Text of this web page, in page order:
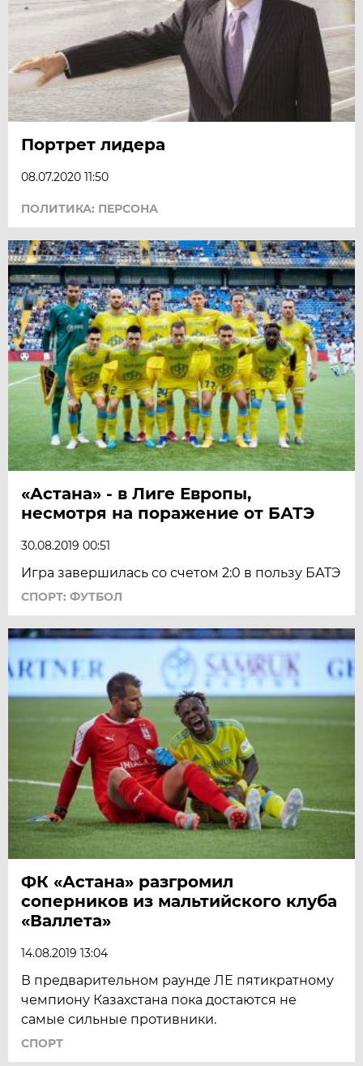
Портрет лидера
08.07.2020 11:50
ПОЛИТИКА: ПЕРСОНА
«Астана» - в Лиге Европы,
несмотря на поражение от БАТЭ
30.08.2019 00:51
Игра завершилась со счетом 2:0 в пользу БАТЭ
СПОРТ: ФУТБОЛ
ФК «Астана» разгромил
соперников из мальтийского клуба
«Валлета»
14.08.2019 13:04
В предварительном раунде ЛЕ пятикратному
чемпиону Казахстана пока достаются не
самые сильные противники.
СПОРТ